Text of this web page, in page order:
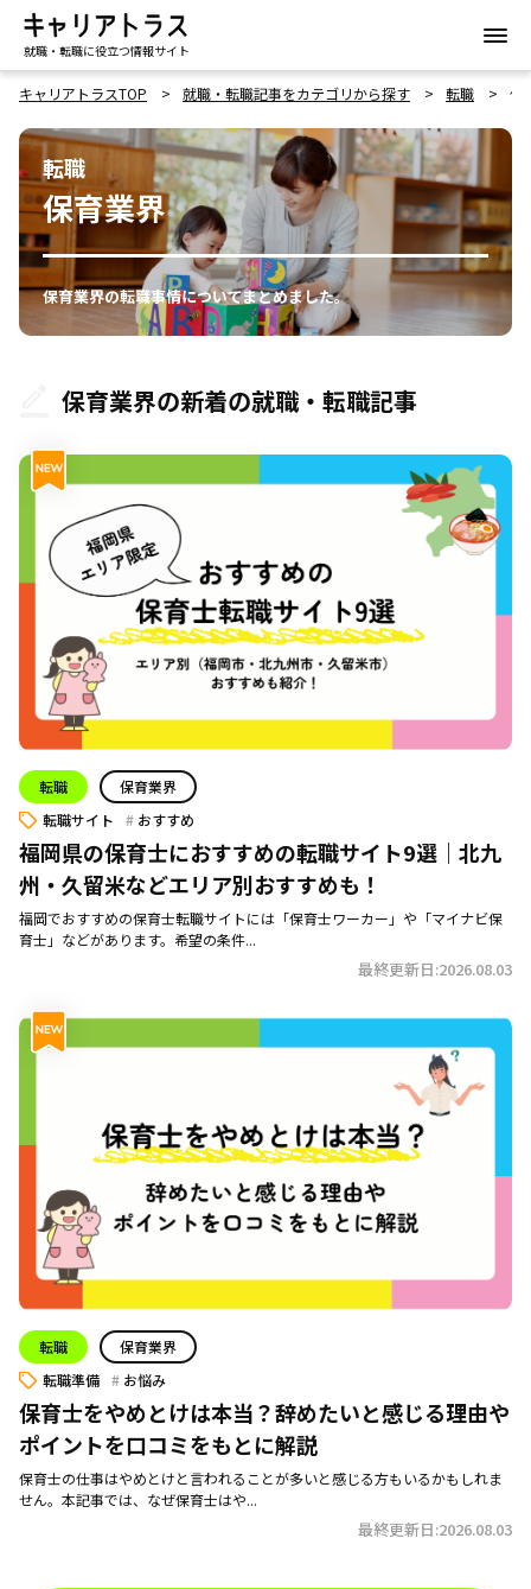
就職・転職に役立つ情報サイト
キャリアトラスTOP 就職・転職記事をカテゴリから探す 転職 保
転職
保育業界
保育業界の転職事情についてまとめました。
保育業界の新着の就職・転職記事
転職
保育業界
転職サイト
おすすめ
福岡県の保育士におすすめの転職サイト9選｜北九
州・久留米などエリア別おすすめも！
福岡でおすすめの保育士転職サイトには「保育士ワーカー」や「マイナビ保
育士」などがあります。希望の条件...
最終更新日:2026.08.03
転職
保育業界
転職準備
お悩み
保育士をやめとけは本当？辞めたいと感じる理由や
ポイントを口コミをもとに解説
保育士の仕事はやめとけと言われることが多いと感じる方もいるかもしれま
せん。本記事では、なぜ保育士はや...
最終更新日:2026.08.03